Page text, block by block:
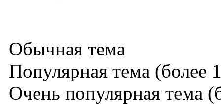
Обычная тема
Популярная тема (более
Очень популярная тема